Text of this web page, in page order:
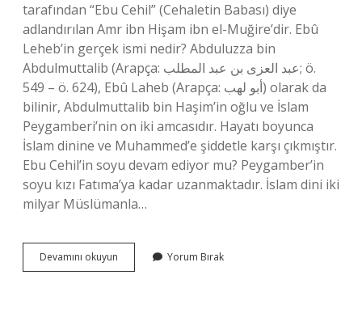
tarafından “Ebu Cehil” (Cehaletin Babası) diye
adlandırılan Amr ibn Hişam ibn el-Muğire’dir. Ebû
Leheb’in gerçek ismi nedir? Abduluzza bin
Abdulmuttalib (Arapça: عبد العزى بن عبد المطلب; ö.
549 – ö. 624), Ebû Laheb (Arapça: أبو لهب) olarak da
bilinir, Abdulmuttalib bin Haşim’in oğlu ve İslam
Peygamberi’nin on iki amcasıdır. Hayatı boyunca
İslam dinine ve Muhammed’e şiddetle karşı çıkmıştır.
Ebu Cehil’in soyu devam ediyor mu? Peygamber’in
soyu kızı Fatıma’ya kadar uzanmaktadır. İslam dini iki
milyar Müslümanla…
Devamını okuyun
Cehil
Yorum Bırak